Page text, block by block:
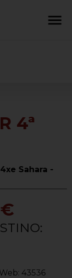
43536
4ª
Sahara -